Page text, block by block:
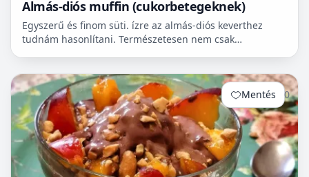
Almás-diós muffin (cukorbetegeknek)
Egyszerű és finom süti. ízre az almás-diós keverthez
tudnám hasonlítani. Természetesen nem csak
Mentés 0